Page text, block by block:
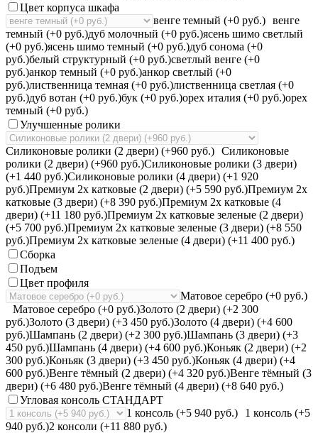
Цвет корпуса шкафа
венге темный (+0 руб.) венге
темный (+0 руб.)дуб молочный (+0 руб.)ясень шимо светлый
(+0 руб.)ясень шимо темный (+0 руб.)дуб сонома (+0
руб.)белый структурный (+0 руб.)светлый венге (+0
руб.)анкор темный (+0 руб.)анкор светлый (+0
руб.)лиственница темная (+0 руб.)лиственница светлая (+0
руб.)дуб вотан (+0 руб.)бук (+0 руб.)орех италия (+0 руб.)орех
темный (+0 руб.)
Улучшенные ролики
Силиконовые ролики (2 двери) (+960 руб.) Силиконовые
ролики (2 двери) (+960 руб.)Силиконовые ролики (3 двери)
(+1 440 руб.)Силиконовые ролики (4 двери) (+1 920
руб.)Премиум 2х катковые (2 двери) (+5 590 руб.)Премиум 2х
катковые (3 двери) (+8 390 руб.)Премиум 2х катковые (4
двери) (+11 180 руб.)Премиум 2х катковые зеленые (2 двери)
(+5 700 руб.)Премиум 2х катковые зеленые (3 двери) (+8 550
руб.)Премиум 2х катковые зеленые (4 двери) (+11 400 руб.)
Сборка
Подъем
Цвет профиля
Матовое серебро (+0 руб.)
Матовое серебро (+0 руб.)Золото (2 двери) (+2 300
руб.)Золото (3 двери) (+3 450 руб.)Золото (4 двери) (+4 600
руб.)Шампань (2 двери) (+2 300 руб.)Шампань (3 двери) (+3
450 руб.)Шампань (4 двери) (+4 600 руб.)Коньяк (2 двери) (+2
300 руб.)Коньяк (3 двери) (+3 450 руб.)Коньяк (4 двери) (+4
600 руб.)Венге тёмный (2 двери) (+4 320 руб.)Венге тёмный (3
двери) (+6 480 руб.)Венге тёмный (4 двери) (+8 640 руб.)
Угловая консоль СТАНДАРТ
1 консоль (+5 940 руб.)
1 консоль (+5
940 руб.)2 консоли (+11 880 руб.)